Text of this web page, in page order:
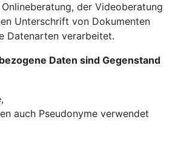
der Videoberatung
Unterschrift von Dokumenten
Datenarten verarbeitet.
Daten sind Gegenstand
auch Pseudonyme verwendet